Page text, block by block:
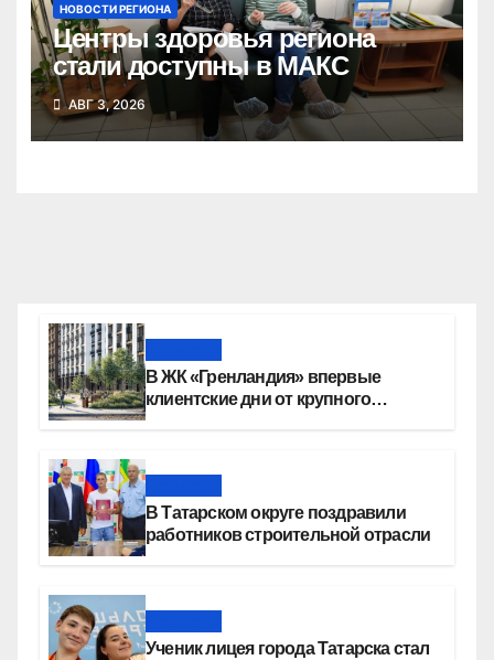
НОВОСТИ РЕГИОНА
Центры здоровья региона
стали доступны в МАКС
АВГ 3, 2026
В ЖК «Гренландия» впервые
клиентские дни от крупного
В Татарском округе поздравили
работников строительной отрасли
Ученик лицея города Татарска стал